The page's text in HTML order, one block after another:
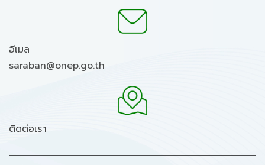
อีเมล
saraban@onep.go.th
ติดต่อเรา